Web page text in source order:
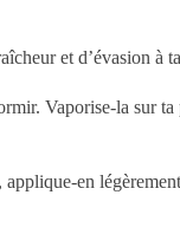
et d’évasion à
Vaporise-la sur
en